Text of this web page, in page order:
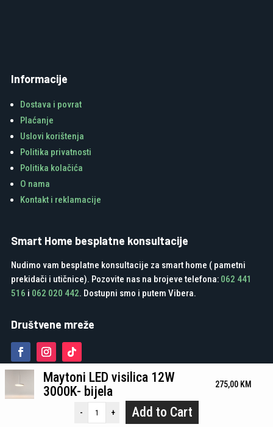
Informacije
Dostava i povrat
Plaćanje
Uslovi korištenja
Politika privatnosti
Politika kolačića
O nama
Kontakt i reklamacije
Smart Home besplatne konsultacije
Nudimo vam besplatne konsultacije za smart home ( pametni
prekidači i utičnice). Pozovite nas na brojeve telefona: 062 441
516 i 062 020 442. Dostupni smo i putem Vibera.
Društvene mreže
Green Media Tuzla d.o.o. - Developed by Digitalk Marketing Agencija
Maytoni LED visilica 12W
3000K- bijela
275,00 KM
- + Add to Cart